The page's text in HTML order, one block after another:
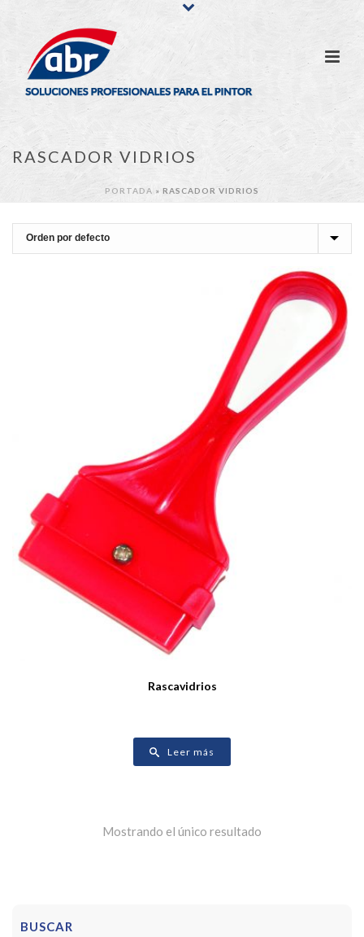
RASCADOR VIDRIOS
PORTADA » RASCADOR VIDRIOS
Rascavidrios
Leer más
Mostrando el único resultado
BUSCAR